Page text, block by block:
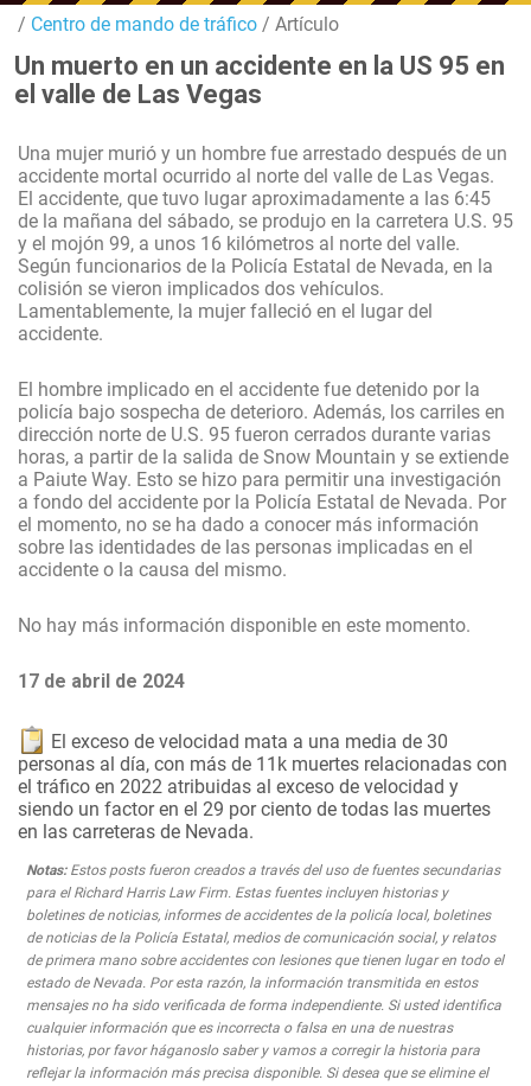
/ Centro de mando de tráfico / Artículo
Un muerto en un accidente en la US 95 en
el valle de Las Vegas
Una mujer murió y un hombre fue arrestado después de un
accidente mortal ocurrido al norte del valle de Las Vegas.
El accidente, que tuvo lugar aproximadamente a las 6:45
de la mañana del sábado, se produjo en la carretera U.S. 95
y el mojón 99, a unos 16 kilómetros al norte del valle.
Según funcionarios de la Policía Estatal de Nevada, en la
colisión se vieron implicados dos vehículos.
Lamentablemente, la mujer falleció en el lugar del
accidente.
El hombre implicado en el accidente fue detenido por la
policía bajo sospecha de deterioro. Además, los carriles en
dirección norte de U.S. 95 fueron cerrados durante varias
horas, a partir de la salida de Snow Mountain y se extiende
a Paiute Way. Esto se hizo para permitir una investigación
a fondo del accidente por la Policía Estatal de Nevada. Por
el momento, no se ha dado a conocer más información
sobre las identidades de las personas implicadas en el
accidente o la causa del mismo.
No hay más información disponible en este momento.
17 de abril de 2024
El exceso de velocidad mata a una media de 30
personas al día, con más de 11k muertes relacionadas con
el tráfico en 2022 atribuidas al exceso de velocidad y
siendo un factor en el 29 por ciento de todas las muertes
en las carreteras de Nevada.
Notas:Estos posts fueron creados a través del uso de fuentes secundarias
para el Richard Harris Law Firm. Estas fuentes incluyen historias y
boletines de noticias, informes de accidentes de la policía local, boletines
de noticias de la Policía Estatal, medios de comunicación social, y relatos
de primera mano sobre accidentes con lesiones que tienen lugar en todo el
estado de Nevada. Por esta razón, la información transmitida en estos
mensajes no ha sido verificada de forma independiente. Si usted identifica
cualquier información que es incorrecta o falsa en una de nuestras
historias, por favor háganoslo saber y vamos a corregir la historia para
reflejar la información más precisa disponible. Si desea que se elimine el